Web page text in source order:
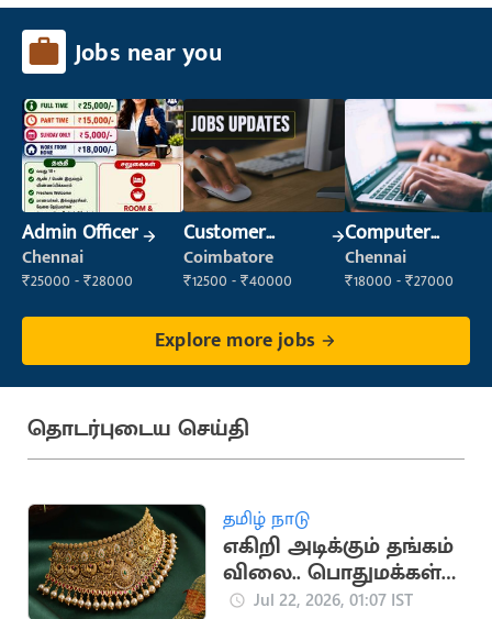
Jobs near you
Admin Officer
Chennai
₹25000 - ₹28000
Customer
Support Officer
Coimbatore
₹12500 - ₹40000
Computer
Operator
Chennai
₹18000 - ₹27000
Explore more jobs
தொடர்புடைய செய்தி
தமிழ் நாடு
எகிறி அடிக்கும் தங்கம்
விலை.. பொதுமக்கள்
அதிர்ச்சி
Jul 22, 2026, 01:07 IST